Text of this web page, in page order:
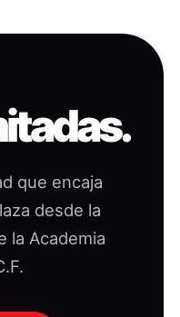
que encaja
desde la
la Academia